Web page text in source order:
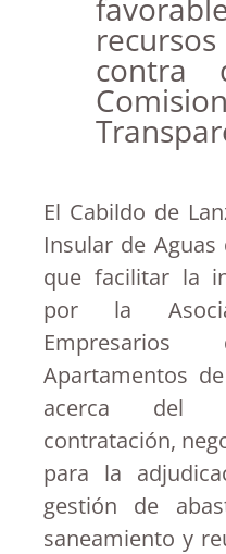
contra
El Cabildo de
Insular de
que facilitar la
por la
Apartamentos
acerca del
contratación,
para la
gestión de
saneamiento y